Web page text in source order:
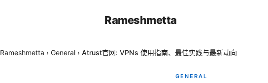
Rameshmetta
Rameshmetta › General › Atrust官网: VPNs 使用指南、最佳实践与最新动向
GENERAL